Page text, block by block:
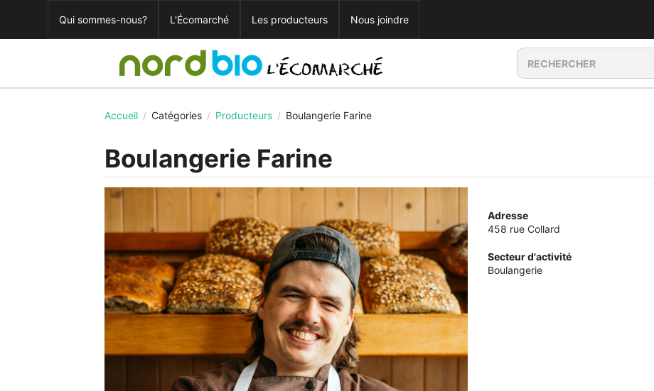
Qui sommes-nous? L'Écomarché Les producteurs Nous joindre
Accueil / Catégories / Producteurs / Boulangerie Farine
Boulangerie Farine
Adresse
458 rue Collard
Secteur d'activité
Boulangerie